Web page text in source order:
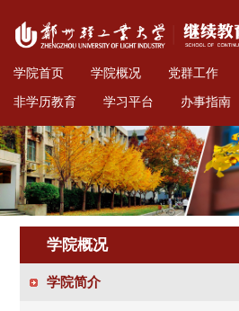
学院首页 学院概况 党群工作
非学历教育 学习平台 办事指南
学院概况
学院简介